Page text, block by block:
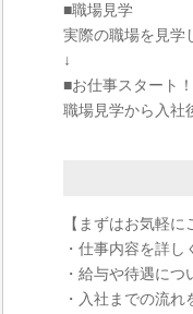
■職場見学
実際の職場を見学
↓
■お仕事スタート！
職場見学から入社
【まずはお気軽に
・仕事内容を詳し
・給与や待遇に
・入社までの流れ